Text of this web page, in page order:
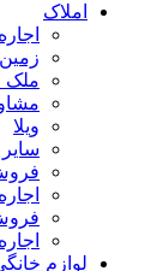
املاک
ملک
ویلا
لوازم